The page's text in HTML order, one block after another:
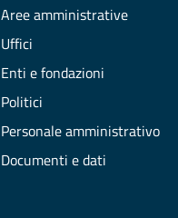
Aree amministrative
Uffici
Enti e fondazioni
Politici
Personale amministrativo
Documenti e dati